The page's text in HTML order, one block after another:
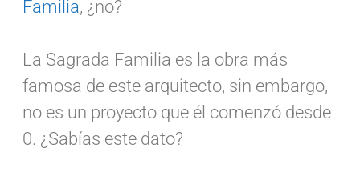
Familia, ¿no?
La Sagrada Familia es la obra más
famosa de este arquitecto, sin embargo,
no es un proyecto que él comenzó desde
0. ¿Sabías este dato?